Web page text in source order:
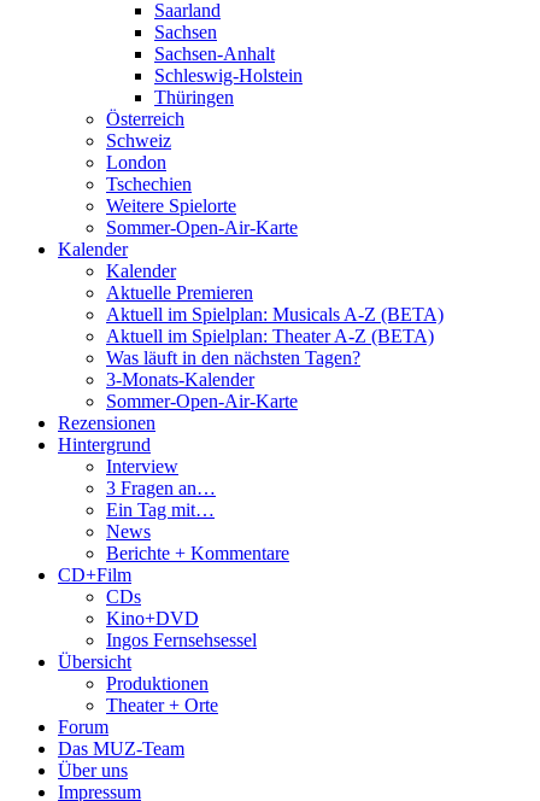
Saarland
Sachsen
Sachsen-Anhalt
Schleswig-Holstein
Thüringen
Österreich
Schweiz
London
Tschechien
Weitere Spielorte
Sommer-Open-Air-Karte
Kalender
Kalender
Aktuelle Premieren
Aktuell im Spielplan: Musicals A-Z (BETA)
Aktuell im Spielplan: Theater A-Z (BETA)
Was läuft in den nächsten Tagen?
3-Monats-Kalender
Sommer-Open-Air-Karte
Rezensionen
Hintergrund
Interview
3 Fragen an…
Ein Tag mit…
News
Berichte + Kommentare
CD+Film
CDs
Kino+DVD
Ingos Fernsehsessel
Übersicht
Produktionen
Theater + Orte
Forum
Das MUZ-Team
Über uns
Impressum